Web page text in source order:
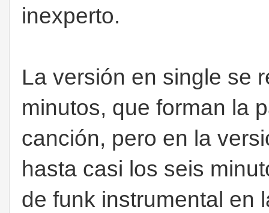
inexperto.
La versión en single se
minutos, que forman la
canción, pero en la
hasta casi los seis
de funk instrumental en